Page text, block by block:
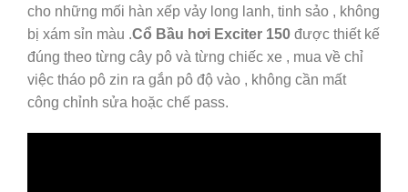
cho những mối hàn xếp vảy long lanh, tinh sảo , không
bị xám sỉn màu .Cổ Bầu hơi Exciter 150 được thiết kế
đúng theo từng cây pô và từng chiếc xe , mua về chỉ
việc tháo pô zin ra gắn pô độ vào , không cần mất
công chỉnh sửa hoặc chế pass.